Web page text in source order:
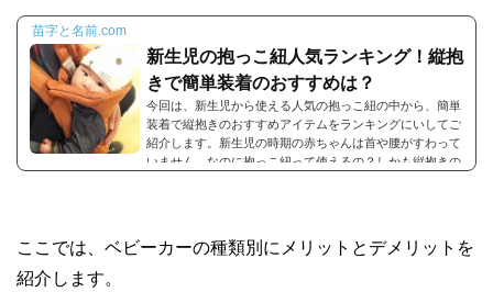
多いですよね。赤ちゃんに負担がかからずに、赤ちゃんの
こからは、新生児におすすめの横抱き抱っこ紐とスリング
について、特徴や口コミも見ながらご紹介していきたいと
思います。横抱き抱っこ紐とス...
苗字と名前.com
新生児の抱っこ紐人気ランキング！縦抱
きで簡単装着のおすすめは？
今回は、新生児から使える人気の抱っこ紐の中から、簡単
装着で縦抱きのおすすめアイテムをランキングにいしてご
紹介します。新生児の時期の赤ちゃんは首や腰がすわって
いません。なのに抱っこ紐って使えるの？しかも縦抱きの
抱きの抱っこ紐があるんですよ(^_^)今回は新生児から使え
る人気の抱っこ紐から、簡単に装着できて縦抱きができる
ここでは、ベビーカーの種類別にメリットとデメリットを
紹介します。